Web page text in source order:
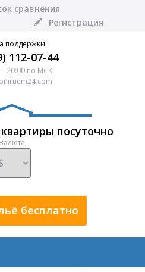
сравнения
Регистрация
поддержки:
112-07-44
20:00 по МСК
посуточно
Валюта
бесплатно